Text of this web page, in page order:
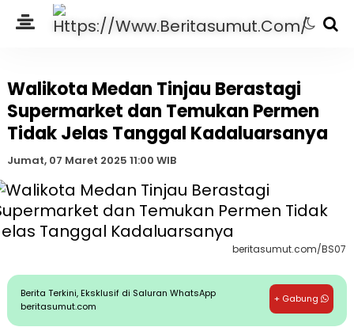
Walikota Medan Tinjau Berastagi
Supermarket dan Temukan Permen
Tidak Jelas Tanggal Kadaluarsanya
Jumat, 07 Maret 2025 11:00 WIB
beritasumut.com/BS07
Berita Terkini, Eksklusif di Saluran WhatsApp
beritasumut.com
+ Gabung